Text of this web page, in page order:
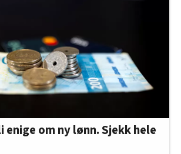
enige om ny lønn. Sjekk hele